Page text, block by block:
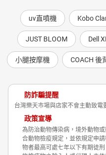
uv直噴機 Kobo
JUST BLOOM Dell
小腿按摩機 COACH 後
防詐騙提醒
台灣樂天市場與店家不會主動致電
政策宣導
為防治動物傳染病，境外動物
合動物檢疫規定，並依規定申
物者最高可處七年以下有期徒